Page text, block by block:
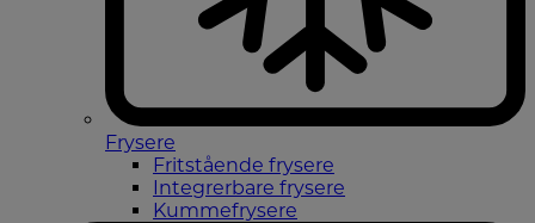
Frysere
Fritstående frysere
Integrerbare frysere
Kummefrysere